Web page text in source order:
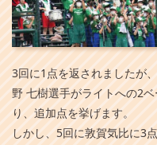
3回に1点を返されましたが
野 七樹選手がライトへの2
り、追加点を挙げます。
しかし、5回に敦賀気比に3